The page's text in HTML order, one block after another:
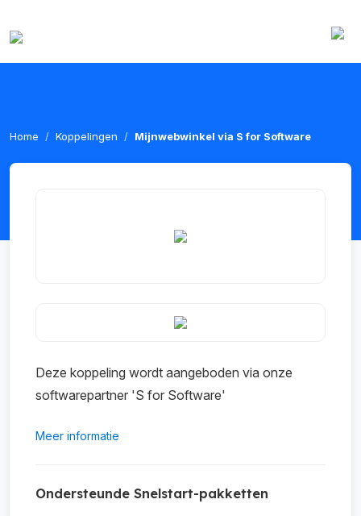
Home Koppelingen Mijnwebwinkel via S for Software
Deze koppeling wordt aangeboden via onze
softwarepartner 'S for Software'
Meer informatie
Ondersteunde Snelstart-pakketten